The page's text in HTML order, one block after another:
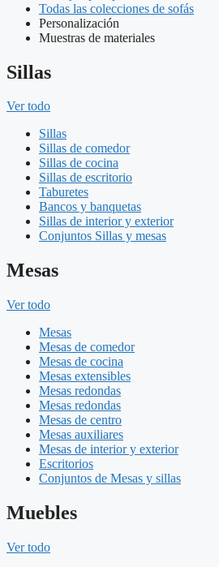
Todas las colecciones de sofás
Personalización
Muestras de materiales
Sillas
Ver todo
Sillas
Sillas de comedor
Sillas de cocina
Sillas de escritorio
Taburetes
Bancos y banquetas
Sillas de interior y exterior
Conjuntos Sillas y mesas
Mesas
Ver todo
Mesas
Mesas de comedor
Mesas de cocina
Mesas extensibles
Mesas redondas
Mesas redondas
Mesas de centro
Mesas auxiliares
Mesas de interior y exterior
Escritorios
Conjuntos de Mesas y sillas
Muebles
Ver todo